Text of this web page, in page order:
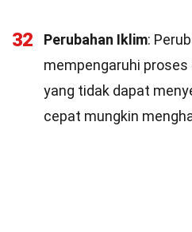
32 Perubahan Iklim:
mempengaruhi
yang tidak dapat
cepat mungkin